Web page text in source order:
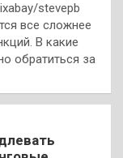
stevepb
все сложнее
В какие
обратиться за